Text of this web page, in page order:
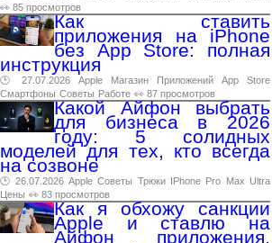
👀 85 просмотров
Как ставить
приложения на iPhone
без App Store: полная
инструкция
🕑 27.07.2026 Apple Магазин Приложений App
Store
Смартфоны Советы Работе 👀 87 просмотров
Какой Айфон выбрать
для бизнеса в 2026
году: 5 солидных
моделей для тех, кто всегда
на созвоне
🕑 26.07.2026 Apple Советы Трюки IPhone Pro Max Ultra
Цены 👀 83 просмотров
Как я обхожу санкции
Apple и ставлю на
Айфон приложения,